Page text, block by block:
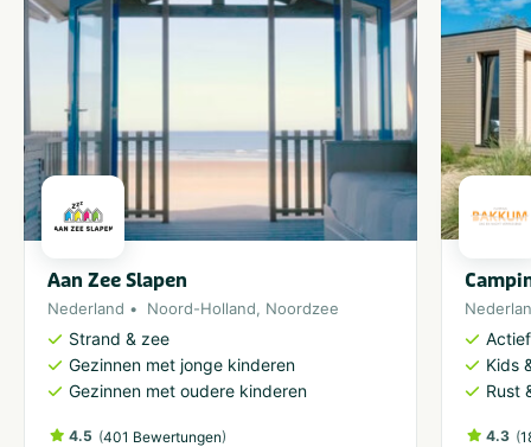
Aan Zee Slapen
Nederland Noord-Holland, Noordzee
Strand & zee
Gezinnen met jonge kinderen
Gezinnen met oudere kinderen
4.5 (401 Bewertungen)
Kids
Rust
4.3 (